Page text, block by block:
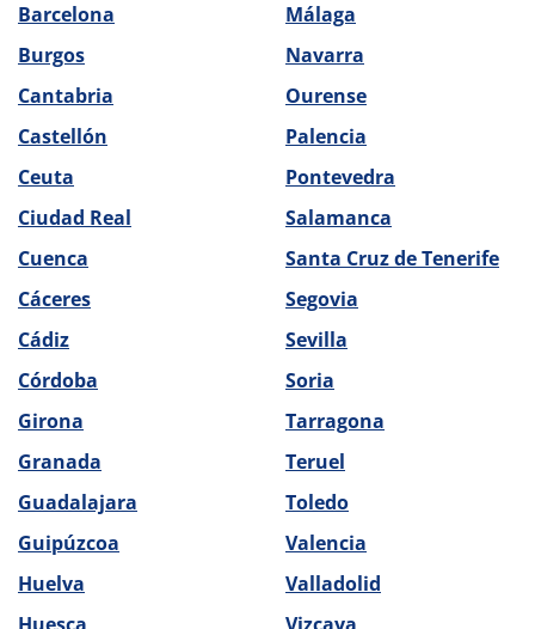
Barcelona
Burgos
Cantabria
Castellón
Ceuta
Ciudad Real
Cuenca
Cáceres
Cádiz
Córdoba
Girona
Granada
Guadalajara
Guipúzcoa
Huelva
Málaga
Navarra
Ourense
Palencia
Pontevedra
Salamanca
Santa Cruz de Tenerife
Segovia
Sevilla
Soria
Tarragona
Teruel
Toledo
Valencia
Valladolid